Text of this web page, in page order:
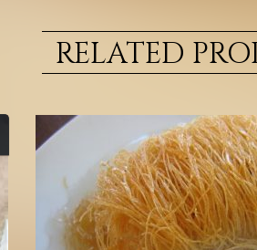
RELATED